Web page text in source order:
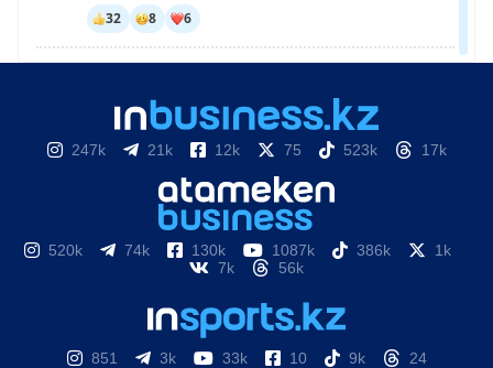
247k 21k 12k 75 523k 17k
520k 74k 130k 1087k 386k
1k
7k
56k
851 3k 33k 10 9k 24